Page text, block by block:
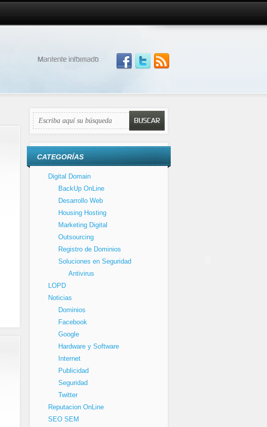
CATEGORÍAS
Digital Domain
BackUp OnLine
Desarrollo Web
Housing Hosting
Marketing Digital
Outsourcing
Registro de Dominios
Soluciones en Seguridad
Antivirus
LOPD
Noticias
Dominios
Facebook
Google
Hardware y Software
Internet
Publicidad
Seguridad
Twitter
Reputacion OnLine
SEO SEM